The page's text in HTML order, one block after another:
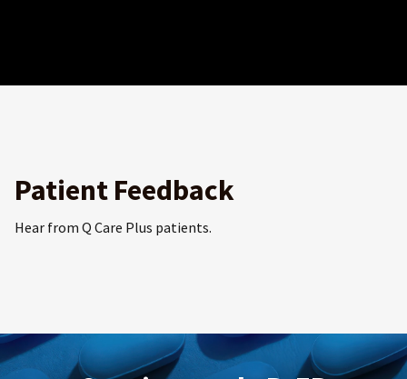
Patient Feedback
Hear from Q Care Plus patients.